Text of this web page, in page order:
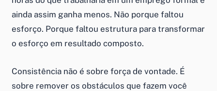
ainda assim ganha menos. Não porque faltou
esforço. Porque faltou estrutura para transformar
o esforço em resultado composto.
Consistência não é sobre força de vontade. É
sobre remover os obstáculos que fazem você